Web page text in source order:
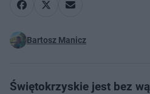
Bartosz Manicz
Świętokrzyskie jest bez